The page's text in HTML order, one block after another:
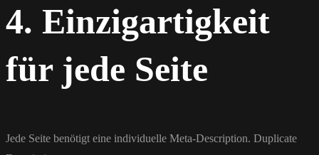
4. Einzigartigkeit
für jede Seite
Jede Seite benötigt eine individuelle Meta-Description. Duplicate